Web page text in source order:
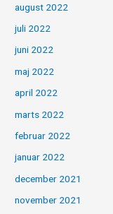
august 2022
juli 2022
juni 2022
maj 2022
april 2022
marts 2022
februar 2022
januar 2022
december 2021
november 2021